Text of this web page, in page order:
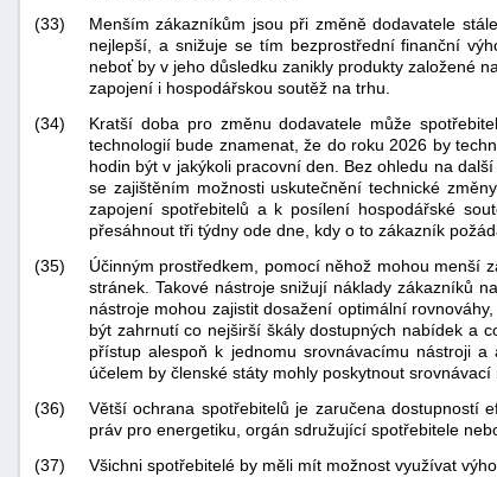
(33)
Menším zákazníkům jsou při změně dodavatele
nejlepší, a snižuje se tím bezprostřední finanční
neboť by v jeho důsledku zanikly produkty založené
zapojení i hospodářskou soutěž na trhu.
(34)
Kratší doba pro změnu dodavatele může
technologií bude znamenat, že do roku 2026 by
hodin být v jakýkoli pracovní den. Bez ohledu na
se zajištěním možnosti uskutečnění technické
zapojení spotřebitelů a k posílení hospodářské
přesáhnout tři týdny ode dne, kdy o to zákazník
(35)
Účinným prostředkem, pomocí něhož mohou menší
stránek. Takové nástroje snižují náklady zákazníků
nástroje mohou zajistit dosažení optimální
být zahrnutí co nejširší škály dostupných nabídek a
přístup alespoň k jednomu srovnávacímu nástroji
účelem by členské státy mohly poskytnout
(36)
Větší ochrana spotřebitelů je zaručena dostupností
práv pro energetiku, orgán sdružující spotřebitele
(37)
Všichni spotřebitelé by měli mít možnost využívat